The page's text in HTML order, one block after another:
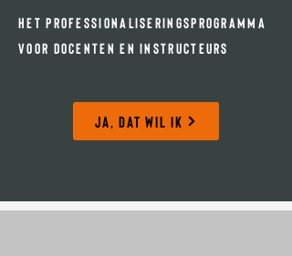
HET professionaliseringsprogramma
voor docenten en instructeurs
JA, DAT WIL IK